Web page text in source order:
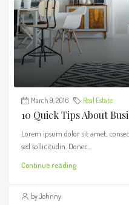
March 9, 2016 Real Estate
10 Quick Tips About
Lorem ipsum dolor sit amet,
sed sollicitudin. Donec...
Continue reading
by Johnny